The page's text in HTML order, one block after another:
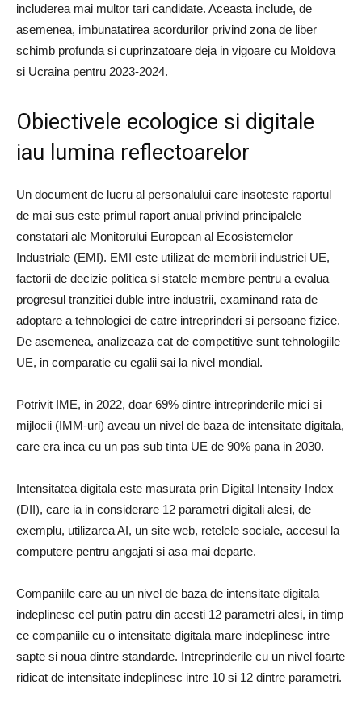
includerea mai multor tari candidate. Aceasta include, de
asemenea, imbunatatirea acordurilor privind zona de liber
schimb profunda si cuprinzatoare deja in vigoare cu Moldova
si Ucraina pentru 2023-2024.
Obiectivele ecologice si digitale
iau lumina reflectoarelor
Un document de lucru al personalului care insoteste raportul
de mai sus este primul raport anual privind principalele
constatari ale Monitorului European al Ecosistemelor
Industriale (EMI). EMI este utilizat de membrii industriei UE,
factorii de decizie politica si statele membre pentru a evalua
progresul tranzitiei duble intre industrii, examinand rata de
adoptare a tehnologiei de catre intreprinderi si persoane fizice.
De asemenea, analizeaza cat de competitive sunt tehnologiile
UE, in comparatie cu egalii sai la nivel mondial.
Potrivit IME, in 2022, doar 69% dintre intreprinderile mici si
mijlocii (IMM-uri) aveau un nivel de baza de intensitate digitala,
care era inca cu un pas sub tinta UE de 90% pana in 2030.
Intensitatea digitala este masurata prin Digital Intensity Index
(DII), care ia in considerare 12 parametri digitali alesi, de
exemplu, utilizarea AI, un site web, retelele sociale, accesul la
computere pentru angajati si asa mai departe.
Companiile care au un nivel de baza de intensitate digitala
indeplinesc cel putin patru din acesti 12 parametri alesi, in timp
ce companiile cu o intensitate digitala mare indeplinesc intre
sapte si noua dintre standarde. Intreprinderile cu un nivel foarte
ridicat de intensitate indeplinesc intre 10 si 12 dintre parametri.